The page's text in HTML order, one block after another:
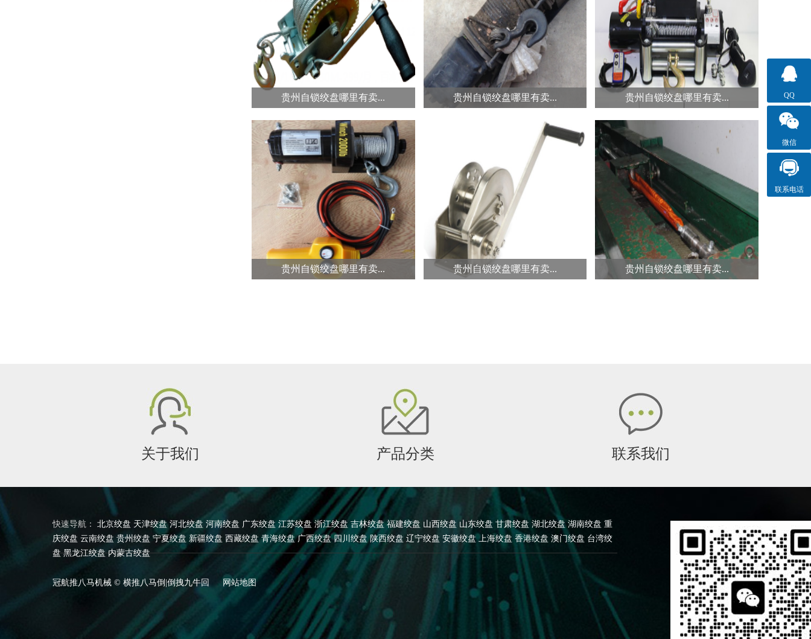
冠航绞盘系列产品是一种通过摇动
绞车卷筒来拉动货物的机械用
具。...
冠航不锈钢自刹车式手摇绞盘材质
采用304级不锈钢做为加工材料；
不...
手动绞盘是具有垂直安装的绞缆
筒，在动力驱动下能卷绕但不储存
贵州自锁绞盘哪里有卖...
手动绞盘能否用于汽车...
通常情况下汽车受困会使用电动绞
盘来协助脱困，而除了电动绞盘之
外...
贵州自锁绞盘哪里有卖...
如何清理汽车绞盘上的...
越野车长时间驰骋在各种恶劣复杂
的环境中，汽车绞盘成为应对紧急
情...
贵州自锁绞盘哪里有卖...
电动绞盘和电动葫芦哪...
最近有网友咨询了这样一个问题，
电动绞盘和电动葫芦哪个更好用？
电动...
贵州自锁绞盘哪里有卖... 贵州自锁绞盘哪里有卖... 贵州自锁绞盘哪里有卖...
关于我们 产品分类 联系我们
快速导航： 北京绞盘 天津绞盘 河北绞盘 河南绞盘 广东绞盘 江苏绞盘 浙江绞盘 吉林绞盘 福建绞盘 山西绞盘 山东绞盘 甘肃绞盘 湖北绞盘 湖南绞盘 重
庆绞盘 云南绞盘 贵州绞盘 宁夏绞盘 新疆绞盘 西藏绞盘 青海绞盘 广西绞盘 四川绞盘 陕西绞盘 辽宁绞盘 安徽绞盘 上海绞盘 香港绞盘 澳门绞盘 台湾绞
盘 黑龙江绞盘 内蒙古绞盘
冠航推八马机械 © 横推八马倒|倒拽九牛回 网站地图
QQ
微信
联系电话